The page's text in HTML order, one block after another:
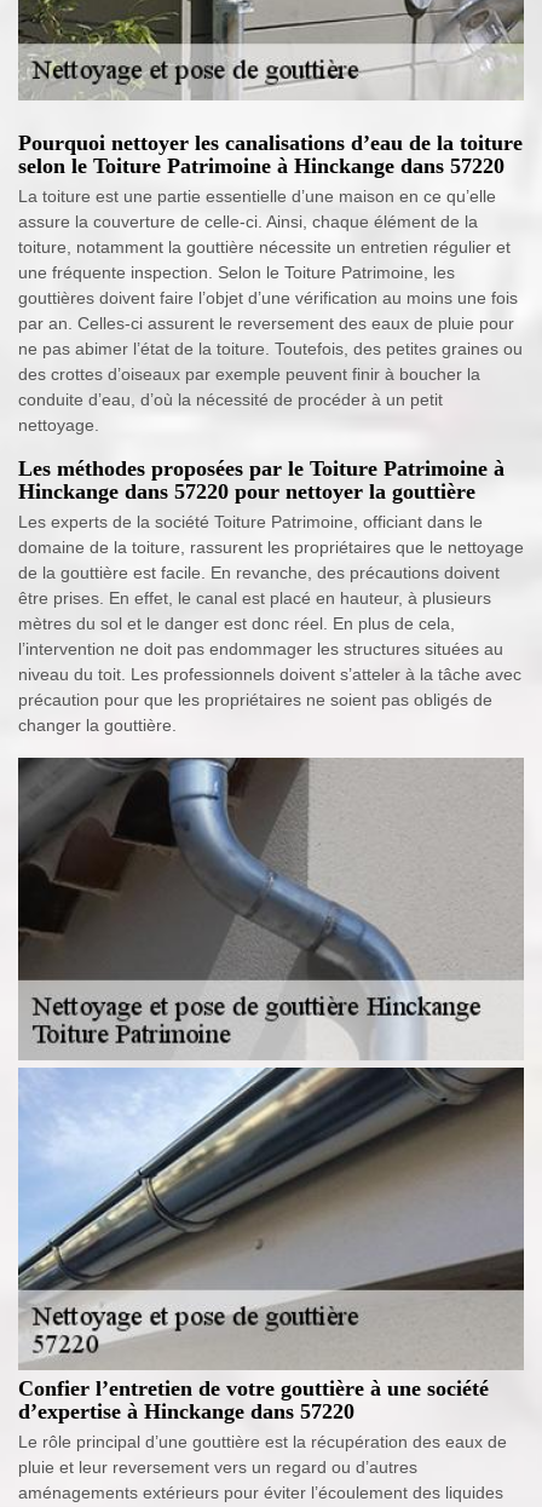
Pourquoi nettoyer les canalisations d’eau de la toiture
selon le Toiture Patrimoine à Hinckange dans 57220
La toiture est une partie essentielle d’une maison en ce qu’elle
assure la couverture de celle-ci. Ainsi, chaque élément de la
toiture, notamment la gouttière nécessite un entretien régulier et
une fréquente inspection. Selon le Toiture Patrimoine, les
gouttières doivent faire l’objet d’une vérification au moins une fois
par an. Celles-ci assurent le reversement des eaux de pluie pour
ne pas abimer l’état de la toiture. Toutefois, des petites graines ou
des crottes d’oiseaux par exemple peuvent finir à boucher la
conduite d’eau, d’où la nécessité de procéder à un petit
nettoyage.
Les méthodes proposées par le Toiture Patrimoine à
Hinckange dans 57220 pour nettoyer la gouttière
Les experts de la société Toiture Patrimoine, officiant dans le
domaine de la toiture, rassurent les propriétaires que le nettoyage
de la gouttière est facile. En revanche, des précautions doivent
être prises. En effet, le canal est placé en hauteur, à plusieurs
mètres du sol et le danger est donc réel. En plus de cela,
l’intervention ne doit pas endommager les structures situées au
niveau du toit. Les professionnels doivent s’atteler à la tâche avec
précaution pour que les propriétaires ne soient pas obligés de
changer la gouttière.
Confier l’entretien de votre gouttière à une société
d’expertise à Hinckange dans 57220
Le rôle principal d’une gouttière est la récupération des eaux de
pluie et leur reversement vers un regard ou d’autres
aménagements extérieurs pour éviter l’écoulement des liquides